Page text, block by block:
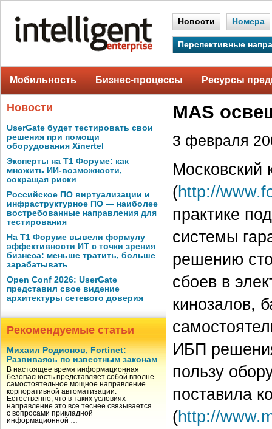
Новости Номера
Перспективные
Мобильность Бизнес-процессы Ресурсы
Новости
UserGate будет тестировать свои
решения при помощи
оборудования Xinertel
Эксперты на Т1 Форуме: как
множить ИИ-возможности,
сокращая риски
Российское ПО виртуализации и
инфраструктурное ПО — наиболее
востребованные направления для
тестирования
На Т1 Форуме вывели формулу
эффективности ИТ с точки зрения
бизнеса: меньше тратить, больше
зарабатывать
Open Conf 2026: UserGate
представил свое видение
архитектуры сетевого доверия
Рекомендуемые статьи
Михаил Родионов, Fortinet:
Развиваясь по известным законам
В настоящее время информационная
безопасность представляет собой вполне
самостоятельное мощное направление
корпоративной автоматизации.
Естественно, что в таких условиях
направление это все теснее связывается
с вопросами прикладной
информационной …
MAS
3 февраля
Московский
(http://
практике
системы
решению
сбоев в
кинозалов,
ИБП
пользу
поставила
(http://